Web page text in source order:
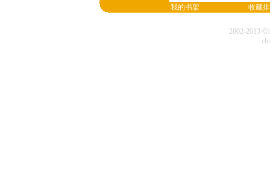
我的书架 收藏
2002-2013